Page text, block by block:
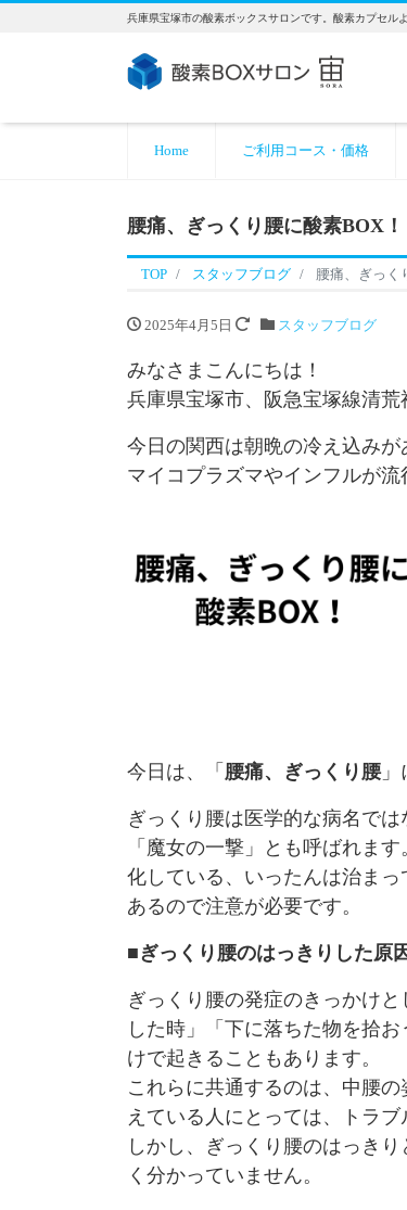
兵庫県宝塚市の酸素ボックスサロンです。酸素カプセル
Home ご利用コース・価格
腰痛、ぎっくり腰に酸素BOX！
TOP スタッフブログ 腰痛、ぎっく
2025年4月5日 スタッフブログ
みなさまこんにちは！
兵庫県宝塚市、阪急宝塚線清
今日の関西は朝晩の冷え込み
マイコプラズマやインフルが
今日は、「 腰痛、ぎっくり腰」
ぎっくり腰は医学的な病名で
「魔女の一撃」とも呼ばれま
化している、いったんは治ま
あるので注意が必要です。
■ぎっくり腰のはっきりした原
ぎっくり腰の発症のきっかけ
した時」「下に落ちた物を拾
けで起きることもあります。
これらに共通するのは、中腰
えている人にとっては、トラ
しかし、ぎっくり腰のはっき
く分かっていません。